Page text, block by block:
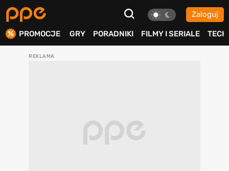
Zaloguj
PROMOCJE GRY PORADNIKI FILMY I SERIALE TECH